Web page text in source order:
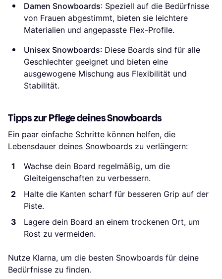
Damen Snowboards: Speziell auf die Bedürfnisse
von Frauen abgestimmt, bieten sie leichtere
Materialien und angepasste Flex-Profile.
Unisex Snowboards: Diese Boards sind für alle
Geschlechter geeignet und bieten eine
ausgewogene Mischung aus Flexibilität und
Stabilität.
Tipps zur Pflege deines Snowboards
Ein paar einfache Schritte können helfen, die
Lebensdauer deines Snowboards zu verlängern:
Wachse dein Board regelmäßig, um die
Gleiteigenschaften zu verbessern.
Halte die Kanten scharf für besseren Grip auf der
Piste.
Lagere dein Board an einem trockenen Ort, um
Rost zu vermeiden.
Nutze Klarna, um die besten Snowboards für deine
Bedürfnisse zu finden.